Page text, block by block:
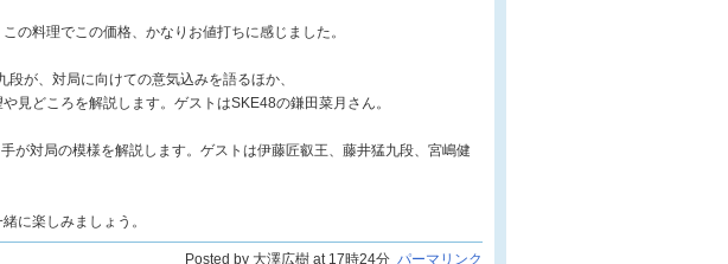
の料理でこの価格、かなりお値打ちに感じました。
が、対局に向けての意気込みを語るほか、
見どころを解説します。ゲストはSKE48の鎌田菜月さん。
が対局の模様を解説します。ゲストは伊藤匠叡王、藤井猛九段、宮嶋健
に楽しみましょう。
Posted by 大澤広樹 at 17時24分 パーマリンク